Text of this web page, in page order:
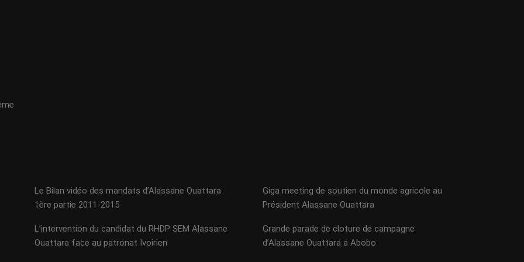
Le Bilan vidéo des mandats d’Alassane Ouattara
1ère partie 2011-2015
L’intervention du candidat du RHDP SEM Alassane
Ouattara face au patronat Ivoirien
Giga meeting de soutien du monde agricole au
Président Alassane Ouattara
Grande parade de cloture de campagne
d’Alassane Ouattara a Abobo